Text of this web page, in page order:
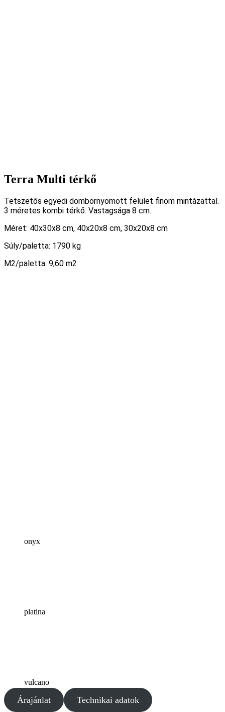
Terra Multi térkő
Tetszetős egyedi dombornyomott felület finom mintázattal.
3 méretes kombi térkő. Vastagsága 8 cm.
Méret: 40x30x8 cm, 40x20x8 cm, 30x20x8 cm
Súly/paletta: 1790 kg
M2/paletta: 9,60 m2
onyx
platina
vulcano
Árajánlat Technikai adatok